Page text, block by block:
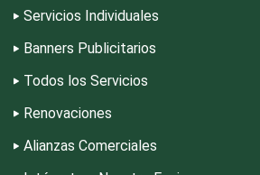
Cristalerías
Servicios Individuales
Banners Publicitarios
Todos los Servicios
Renovaciones
Alianzas Comerciales